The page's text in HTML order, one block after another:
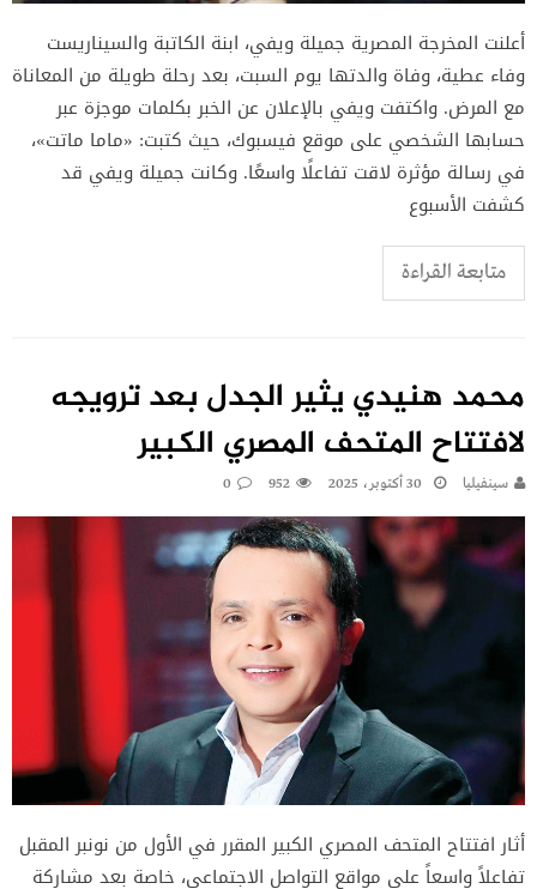
أعلنت المخرجة المصرية جميلة ويفي، ابنة الكاتبة والسيناريست
وفاء عطية، وفاة والدتها يوم السبت، بعد رحلة طويلة من المعاناة
مع المرض. واكتفت ويفي بالإعلان عن الخبر بكلمات موجزة عبر
حسابها الشخصي على موقع فيسبوك، حيث كتبت: «ماما ماتت»،
في رسالة مؤثرة لاقت تفاعلًا واسعًا. وكانت جميلة ويفي قد
كشفت الأسبوع
متابعة القراءة
محمد هنيدي يثير الجدل بعد ترويجه
لافتتاح المتحف المصري الكبير
سينفيليا 30 أكتوبر، 2025 952
0
أثار افتتاح المتحف المصري الكبير المقرر في الأول من نونبر المقبل
تفاعلاً واسعاً على مواقع التواصل الاجتماعي، خاصة بعد مشاركة